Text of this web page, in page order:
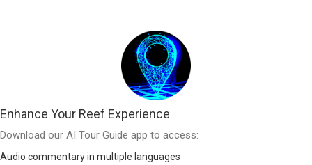
Enhance Your Reef Experience
Download our AI Tour Guide app to access:
Audio commentary in multiple languages